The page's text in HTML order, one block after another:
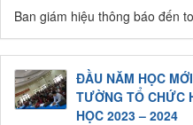
Ban giám hiệu thông báo đến
ĐẦU NĂM HỌC
TƯỜNG TỔ CHỨC
HỌC 2023 – 2024